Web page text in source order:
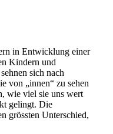
in Entwicklung einer
Kindern und
sich nach
von „innen“ zu sehen
wie viel sie uns wert
gelingt. Die
grössten Unterschied,